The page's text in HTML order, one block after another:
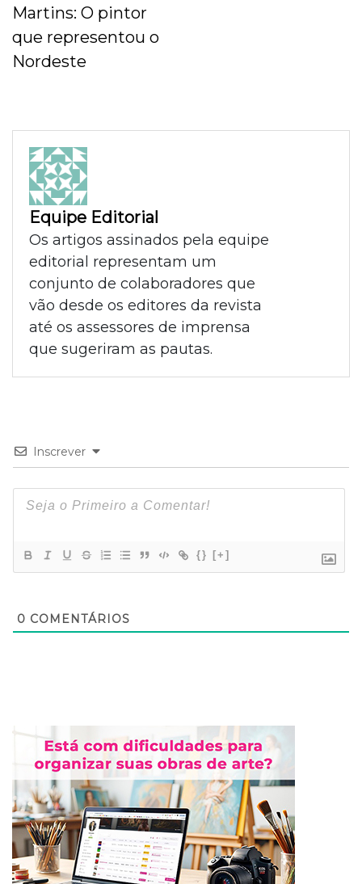
Martins: O pintor
que representou o
Nordeste
Equipe Editorial
Os artigos assinados pela equipe
editorial representam um
conjunto de colaboradores que
vão desde os editores da revista
até os assessores de imprensa
que sugeriram as pautas.
Inscrever
{} [+]
0 COMENTÁRIOS